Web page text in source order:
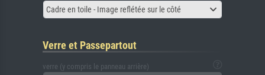
Cadre en toile - Image reflétée sur le côté
Verre et Passepartout
verre (y compris le panneau arrière)